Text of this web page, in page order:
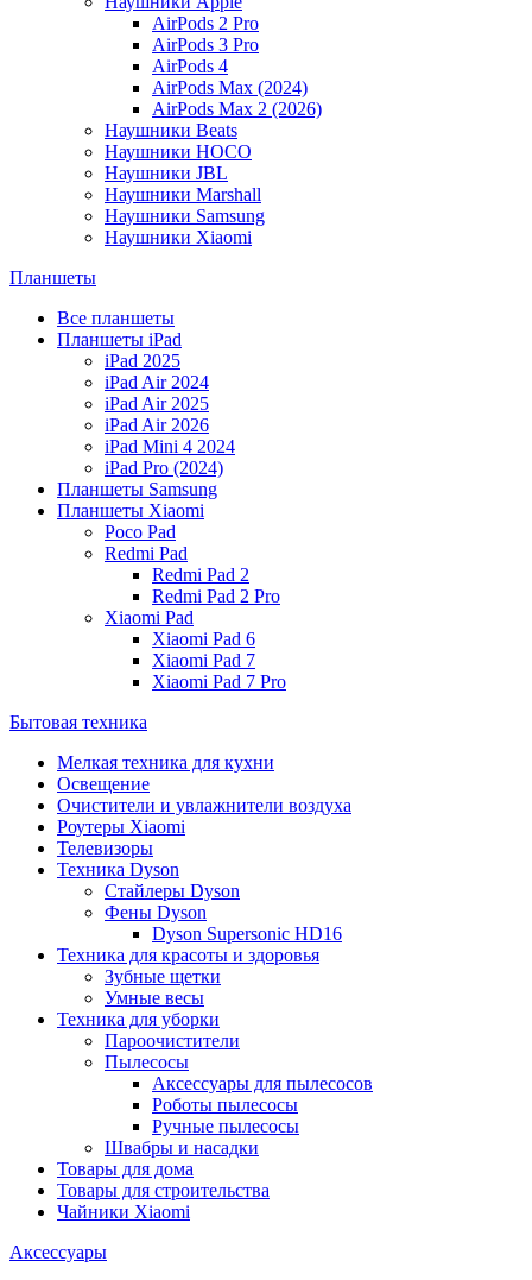
AirPods 2 Pro
AirPods 3 Pro
AirPods 4
AirPods Max (2024)
AirPods Max 2 (2026)
Наушники Beats
Наушники HOCO
Наушники JBL
Наушники Marshall
Наушники Samsung
Наушники Xiaomi
Планшеты
Все планшеты
Планшеты iPad
iPad 2025
iPad Air 2024
iPad Air 2025
iPad Air 2026
iPad Mini 4 2024
iPad Pro (2024)
Планшеты Samsung
Планшеты Xiaomi
Poco Pad
Redmi Pad
Redmi Pad 2
Redmi Pad 2 Pro
Xiaomi Pad
Xiaomi Pad 6
Xiaomi Pad 7
Xiaomi Pad 7 Pro
Бытовая техника
Мелкая техника для кухни
Освещение
Очистители и увлажнители воздуха
Роутеры Xiaomi
Телевизоры
Техника Dyson
Стайлеры Dyson
Фены Dyson
Dyson Supersonic HD16
Техника для красоты и здоровья
Зубные щетки
Умные весы
Техника для уборки
Пароочистители
Пылесосы
Аксессуары для пылесосов
Роботы пылесосы
Ручные пылесосы
Швабры и насадки
Товары для дома
Товары для строительства
Чайники Xiaomi
Аксессуары